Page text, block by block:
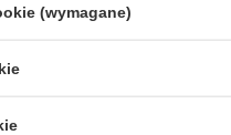
(wymagane)